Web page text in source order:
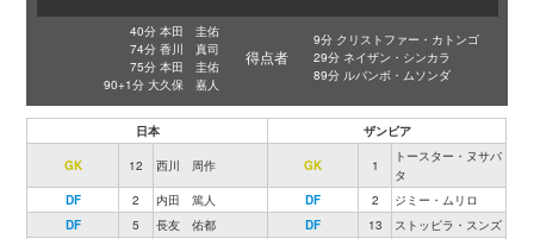
40分 本田 圭佑
74分 香川 真司
75分 本田 圭佑
90+1分 大久保 嘉人
得点者
9分 クリストファー・カトンゴ
29分 ネイザン・シンカラ
89分 ルバンボ・ムソンダ
日本 ザンビア
GK 12 西川 周作 GK 1
トースター・ヌサバ
タ
DF
2 内田 篤人 DF 2
ジミー・ムリロ
DF
5 長友 佑都 DF 13 ストッピラ・スンズ